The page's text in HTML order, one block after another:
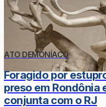
ATO DEMONÍACO
Foragido por
preso em Rondônia
conjunta com o RJ